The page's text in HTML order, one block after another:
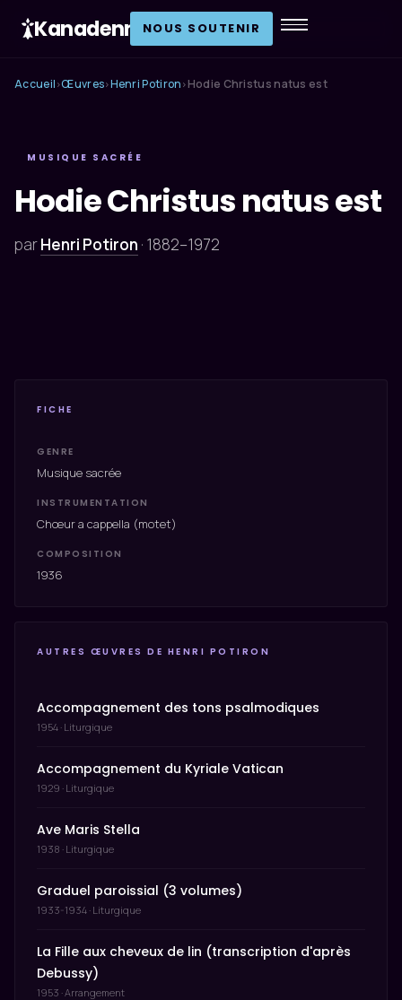
Kanadenn NOUS SOUTENIR
Accueil ›Œuvres›Henri Potiron ›Hodie Christus natus est
MUSIQUE SACRÉE
Hodie Christus natus est
parHenri Potiron · 1882–1972
FICHE
GENRE
Musique sacrée
INSTRUMENTATION
Chœur a cappella (motet)
COMPOSITION
1936
AUTRES ŒUVRES DE HENRI POTIRON
Accompagnement des tons psalmodiques
1954 · Liturgique
Accompagnement du Kyriale Vatican
1929 · Liturgique
Ave Maris Stella
1938 · Liturgique
Graduel paroissial (3 volumes)
1933-1934 · Liturgique
La Fille aux cheveux de lin (transcription d'après
Debussy)
1953 · Arrangement